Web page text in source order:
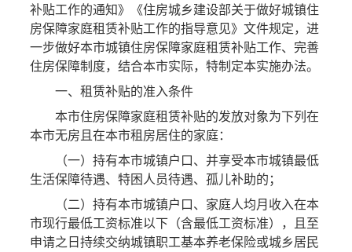
补贴工作的通知》《住房城乡建设部关于做好城镇住
房保障家庭租赁补贴工作的指导意见》文件规定，进
一步做好本市城镇住房保障家庭租赁补贴工作、完善
住房保障制度，结合本市实际，特制定本实施办法。
一、租赁补贴的准入条件
本市住房保障家庭租赁补贴的发放对象为下列在
本市无房且在本市租房居住的家庭：
（一）持有本市城镇户口、并享受本市城镇最低
生活保障待遇、特困人员待遇、孤儿补助的；
（二）持有本市城镇户口、家庭人均月收入在本
市现行最低工资标准以下（含最低工资标准），且至
申请之日持续交纳城镇职工基本养老保险或城乡居民